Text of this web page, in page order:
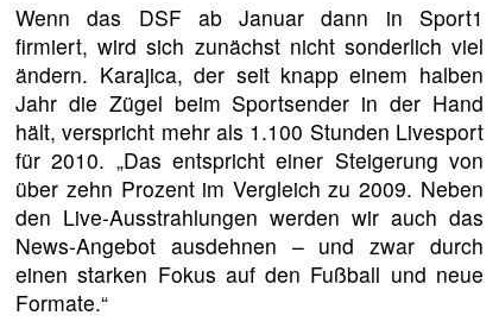
Wenn das DSF ab Januar dann in Sport1
firmiert, wird sich zunächst nicht sonderlich viel
ändern. Karajica, der seit knapp einem halben
Jahr die Zügel beim Sportsender in der Hand
hält, verspricht mehr als 1.100 Stunden Livesport
für 2010. „Das entspricht einer Steigerung von
über zehn Prozent im Vergleich zu 2009. Neben
den Live-Ausstrahlungen werden wir auch das
News-Angebot ausdehnen – und zwar durch
einen starken Fokus auf den Fußball und neue
Formate.“